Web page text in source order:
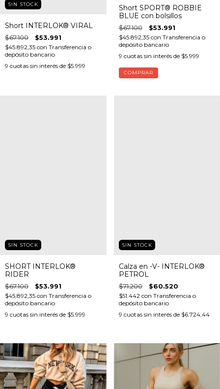
SIN STOCK
Short INTERLOK® VIRAL
$67.100 $53.991
$45.892,35 con Transferencia o
depósito bancario
9 cuotas sin interés de $5.999
Short SPORT® ROBBIE
BLUE con bolsillos
$67.100 $53.991
$45.892,35 con Transferencia o
depósito bancario
9 cuotas sin interés de $5.999
COMPRAR
SIN STOCK
SHORT INTERLOK®
RIDER
$67.100 $53.991
$45.892,35 con Transferencia o
depósito bancario
9 cuotas sin interés de $5.999
SIN STOCK
Calza en -V- INTERLOK®
PETROL
$71.200 $60.520
$51.442 con Transferencia o
depósito bancario
9 cuotas sin interés de $6.724,44